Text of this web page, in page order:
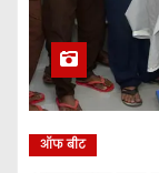
ऑफ बीट